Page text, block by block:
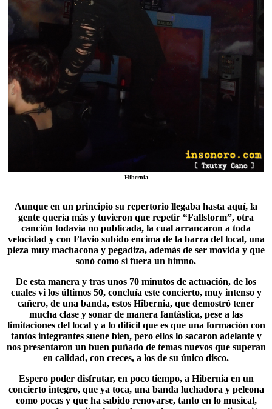
Hibernia
Aunque en un principio su repertorio llegaba hasta aquí, la
gente quería más y tuvieron que repetir “Fallstorm”, otra
canción todavía no publicada, la cual arrancaron a toda
velocidad y con Flavio subido encima de la barra del local, una
pieza muy machacona y pegadiza, además de ser movida y que
sonó como si fuera un himno.
De esta manera y tras unos 70 minutos de actuación, de los
cuales vi los últimos 50, concluía este concierto, muy intenso y
cañero, de una banda, estos Hibernia, que demostró tener
mucha clase y sonar de manera fantástica, pese a las
limitaciones del local y a lo difícil que es que una formación con
tantos integrantes suene bien, pero ellos lo sacaron adelante y
nos presentaron un buen puñado de temas nuevos que superan
en calidad, con creces, a los de su único disco.
Espero poder disfrutar, en poco tiempo, a Hibernia en un
concierto integro, que ya toca, una banda luchadora y peleona
como pocas y que ha sabido renovarse, tanto en lo musical,